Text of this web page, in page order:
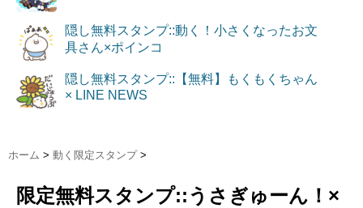
隠し無料スタンプ::動く！小さくなったお文
具さん×ポインコ
隠し無料スタンプ::【無料】もくもくちゃん
× LINE NEWS
ホーム > 動く限定スタンプ >
限定無料スタンプ::うさぎゅーん！×